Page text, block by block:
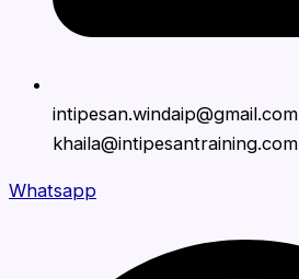
intipesan.windaip@gmail.com
khaila@intipesantraining.com
Whatsapp